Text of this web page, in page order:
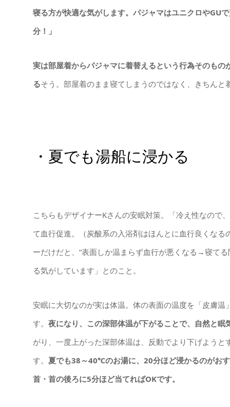
寝る方が快適な気がします。パジャマはユニクロやGU
分！」
実は部屋着からパジャマに着替えるという行為そのも
るそう。部屋着のまま寝てしまうのではなく、きちんと
・夏でも湯船に浸かる
こちらもデザイナーKさんの安眠対策。「冷え性なので
て血行促進。（炭酸系の入浴剤はほんとに血行良くな
ーだけだと、“表面しか温まらず血行が悪くなる→寝て
る気がしています」とのこと。
安眠に大切なのが実は体温。体の表面の温度を「皮膚
す。 夜になり、この深部体温が下がることで、自然と眠
がり、一度上がった深部体温は、反動でより下げよう
す。 夏でも38～40℃のお湯に、20分ほど浸かるのがお
首・首の後ろに5分ほど当てればOKです。